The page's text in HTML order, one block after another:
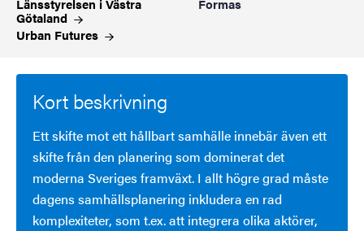
Länsstyrelsen i Västra
Götaland
Urban Futures
Formas
Kort beskrivning
Ett skifte mot ett hållbart samhälle innebär även ett
skifte från den planering som dominerat det
moderna Sveriges framväxt. I allt högre grad måste
dagens samhällsplanering inkludera en rad
komplexiteter, som t.ex. att integrera olika aktörer,